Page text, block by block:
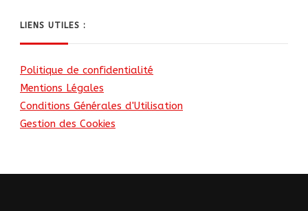
LIENS UTILES :
Politique de confidentialité
Mentions Légales
Conditions Générales d'Utilisation
Gestion des Cookies